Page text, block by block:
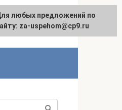
English
любых предложений по
za-uspehom@cp9.ru